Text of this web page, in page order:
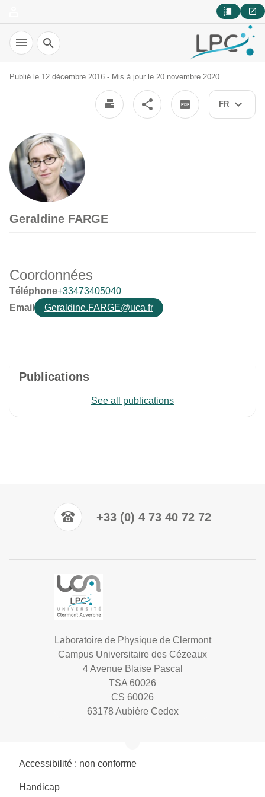
Recherche
FR
Publié le 12 décembre 2016 - Mis à jour le 20 novembre 2020
Geraldine FARGE
Coordonnées
Téléphone+33473405040
Email
Geraldine.FARGE@uca.fr
Publications
See all publications
+33 (0) 4 73 40 72 72
Laboratoire de Physique de Clermont
Campus Universitaire des Cézeaux
4 Avenue Blaise Pascal
TSA 60026
CS 60026
63178 Aubière Cedex
Accessibilité : non conforme
Handicap